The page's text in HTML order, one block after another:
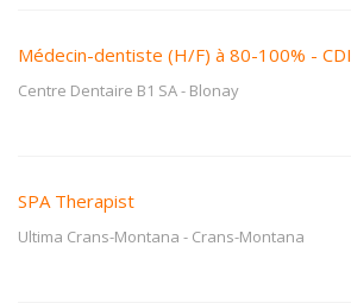
Médecin-dentiste (H/F) à 80-100% - CDI
Centre Dentaire B1 SA- Blonay
SPA Therapist
Ultima Crans-Montana - Crans-Montana